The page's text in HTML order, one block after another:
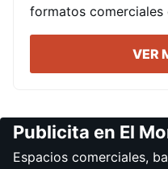
formatos comerciales
VER
Publicita en El
Espacios comerciales,